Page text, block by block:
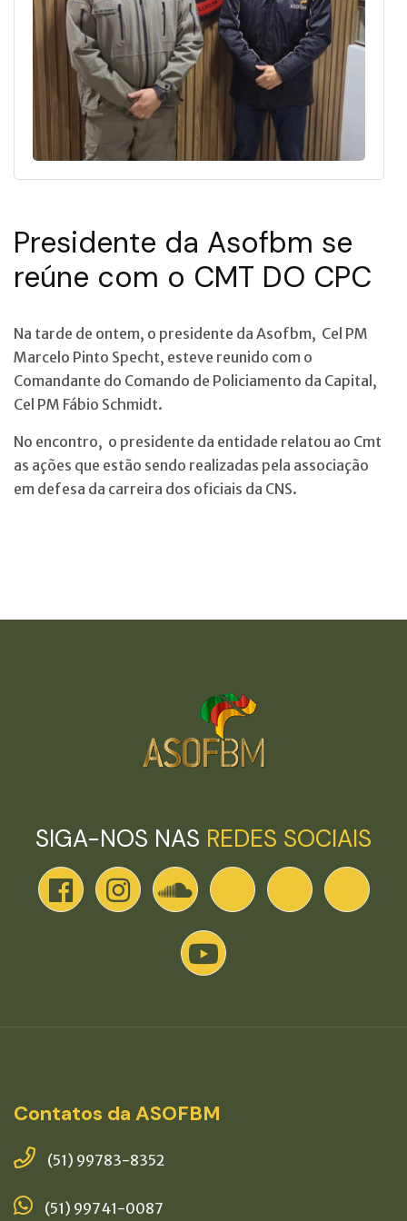
Presidente da Asofbm se
reúne com o CMT DO CPC
Na tarde de ontem, o presidente da Asofbm, Cel PM
Marcelo Pinto Specht, esteve reunido com o
Comandante do Comando de Policiamento da Capital,
Cel PM Fábio Schmidt.
No encontro, o presidente da entidade relatou ao Cmt
as ações que estão sendo realizadas pela associação
em defesa da carreira dos oficiais da CNS.
SIGA-NOS NAS REDES SOCIAIS
Contatos da ASOFBM
(51) 99783-8352
(51) 99741-0087